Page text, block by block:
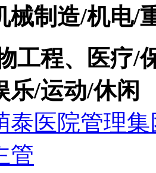
械制造/机电/
工程、医疗/
乐/运动/休闲
泰医院管理
管